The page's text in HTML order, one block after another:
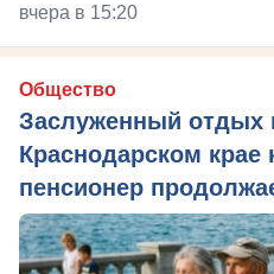
вчера в 15:20
Общество
Заслуженный отдых
Краснодарском
пенсионер